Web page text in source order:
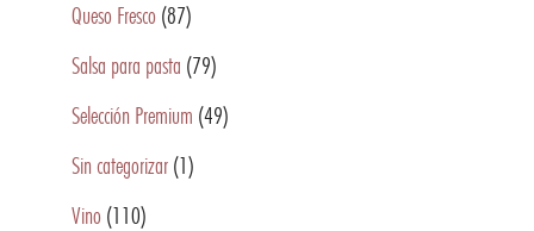
Queso Fresco (87)
Salsa para pasta (79)
Selección Premium (49)
Sin categorizar (1)
Vino (110)